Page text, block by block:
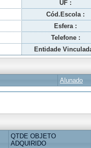
UF :
Cód.Escola :
Esfera :
Telefone :
Entidade
Alunado
QTDE OBJETO
ADQUIRIDO